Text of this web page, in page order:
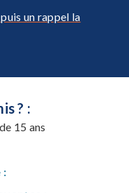
un rappel la
? :
15 ans
: